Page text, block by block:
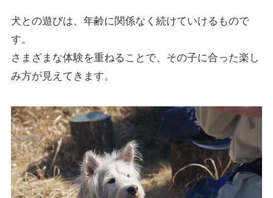
犬との遊びは、年齢に関係なく続けていけるもので
す。
さまざまな体験を重ねることで、その子に合った楽し
み方が見えてきます。